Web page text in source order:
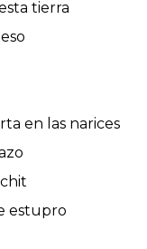
tierra
en las narices
estupro